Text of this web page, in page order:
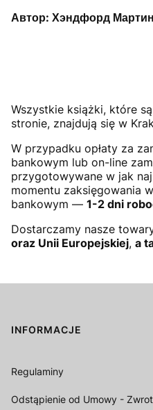
Автор: Хэндфорд Мартин
Wszystkie książki, które
stronie, znajdują się w
W przypadku opłaty za
bankowym lub on-line
przygotowywane w jak
momentu zaksięgowania
bankowym — 1-2 dni
Dostarczamy nasze
oraz Unii Europejskiej, a
Linki w stopce
INFORMACJE
Regulaminy
Odstąpienie od Umowy -